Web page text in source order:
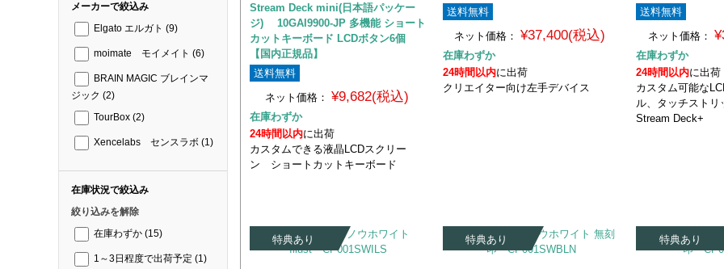
メーカーで絞込み
Elgato エルガト (9)
moimate モイメイト (6)
BRAIN MAGIC ブレインマ
ジック (2)
TourBox (2)
Xencelabs センスラボ (1)
在庫状況で絞込み
絞り込みを解除
在庫わずか (15)
1～3日程度で出荷予定 (1)
Stream Deck mini(日本語パッケー
ジ) 10GAI9900-JP 多機能 ショート
カットキーボード LCDボタン6個
【国内正規品】
送料無料
ネット価格： ¥9,682(税込)
在庫わずか
24時間以内に出荷
カスタムできる液晶LCDスクリー
ン ショートカットキーボード
送料無料
ネット価格：
¥37,400(税込)
在庫わずか
24時間以内に出荷
クリエイター向け左手デバイス
送料無料
ネット価格：
在庫わずか
24時間以内に出荷
カスタム可能な
ル、タッチストリ
Stream Deck+
特典あり 特典あり 特典あり